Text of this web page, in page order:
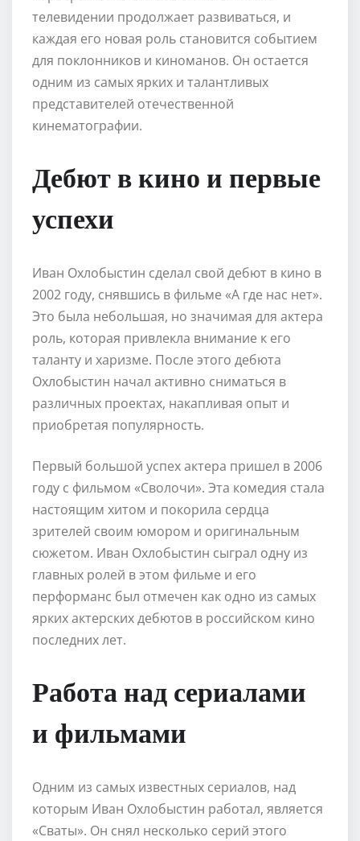
телевидении продолжает развиваться, и
каждая его новая роль становится событием
для поклонников и киноманов. Он остается
одним из самых ярких и талантливых
представителей отечественной
кинематографии.
Дебют в кино и первые
успехи
Иван Охлобыстин сделал свой дебют в кино в
2002 году, снявшись в фильме «А где нас нет».
Это была небольшая, но значимая для актера
роль, которая привлекла внимание к его
таланту и харизме. После этого дебюта
Охлобыстин начал активно сниматься в
различных проектах, накапливая опыт и
приобретая популярность.
Первый большой успех актера пришел в 2006
году с фильмом «Сволочи». Эта комедия стала
настоящим хитом и покорила сердца
зрителей своим юмором и оригинальным
сюжетом. Иван Охлобыстин сыграл одну из
главных ролей в этом фильме и его
перформанс был отмечен как одно из самых
ярких актерских дебютов в российском кино
последних лет.
Работа над сериалами
и фильмами
Одним из самых известных сериалов, над
которым Иван Охлобыстин работал, является
«Сваты». Он снял несколько серий этого